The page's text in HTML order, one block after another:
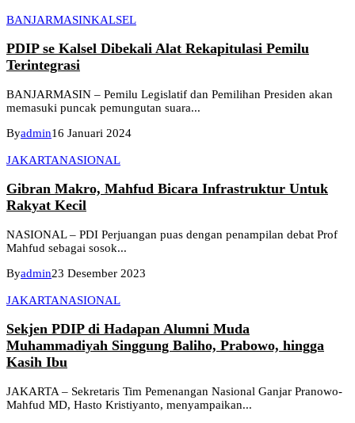
BANJARMASINKALSEL
PDIP se Kalsel Dibekali Alat Rekapitulasi Pemilu
Terintegrasi
BANJARMASIN – Pemilu Legislatif dan Pemilihan Presiden akan
memasuki puncak pemungutan suara...
Byadmin16 Januari 2024
JAKARTANASIONAL
Gibran Makro, Mahfud Bicara Infrastruktur Untuk
Rakyat Kecil
NASIONAL – PDI Perjuangan puas dengan penampilan debat Prof
Mahfud sebagai sosok...
Byadmin23 Desember 2023
JAKARTANASIONAL
Sekjen PDIP di Hadapan Alumni Muda
Muhammadiyah Singgung Baliho, Prabowo, hingga
Kasih Ibu
JAKARTA – Sekretaris Tim Pemenangan Nasional Ganjar Pranowo-
Mahfud MD, Hasto Kristiyanto, menyampaikan...